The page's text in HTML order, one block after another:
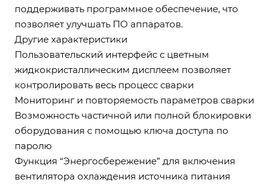
поддерживать программное обеспечение, что
позволяет улучшать ПО аппаратов.
Другие характеристики
Пользовательский интерфейс с цветным
жидкокристаллическим дисплеем позволяет
контролировать весь процесс сварки
Мониторинг и повторяемость параметров сварки
Возможность частичной или полной блокировки
оборудования с помощью ключа доступа по
паролю
Функция “Энергосбережение” для включения
вентилятора охлаждения источника питания